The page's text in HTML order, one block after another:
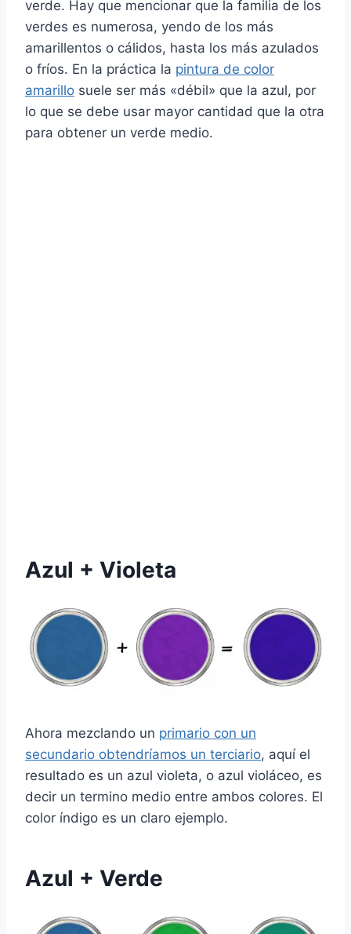
verde. Hay que mencionar que la familia de los
verdes es numerosa, yendo de los más
amarillentos o cálidos, hasta los más azulados
o fríos. En la práctica la pintura de color
amarillo suele ser más «débil» que la azul, por
lo que se debe usar mayor cantidad que la otra
para obtener un verde medio.
Azul + Violeta
Ahora mezclando un primario con un
secundario obtendríamos un terciario, aquí el
resultado es un azul violeta, o azul violáceo, es
decir un termino medio entre ambos colores. El
color índigo es un claro ejemplo.
Azul + Verde